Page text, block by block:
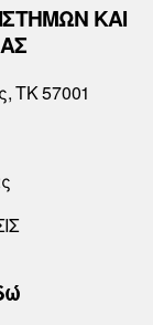
ΚΑΙ
ΤΚ 57001